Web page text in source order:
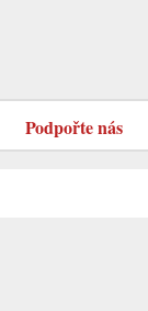
Podpořte nás